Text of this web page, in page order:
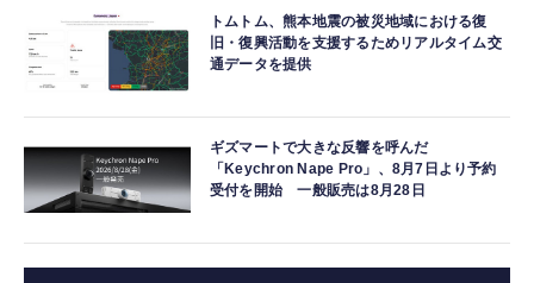
トムトム、熊本地震の被災地域における復
旧・復興活動を支援するためリアルタイム交
通データを提供
ギズマートで大きな反響を呼んだ
「Keychron Nape Pro」、8月7日より予約
受付を開始 一般販売は8月28日